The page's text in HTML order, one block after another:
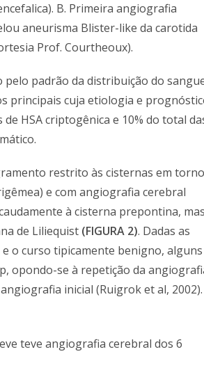
B. Primeira angiografia
aneurisma Blister-like da carotida
Prof. Courtheoux).
pelo padrão da distribuição do
principais cuja etiologia e
HSA criptogênica e 10% do total
restrito às cisternas em
e com angiografia cerebral
à cisterna prepontina,
de Liliequist (FIGURA 2). Dadas as
o curso tipicamente benigno, alguns
opondo-se à repetição da
inicial (Ruigrok et al, 2002).
teve angiografia cerebral dos 6